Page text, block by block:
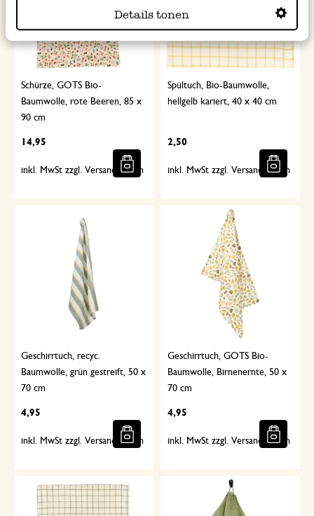
Details tonen
Schürze, GOTS Bio-
Baumwolle, rote Beeren, 85 x
90 cm
14,95
inkl. MwSt zzgl. Versandkosten
Spültuch, Bio-Baumwolle,
hellgelb kariert, 40 x 40 cm
2,50
inkl. MwSt zzgl. Versandkosten
Geschirrtuch, recyc.
Baumwolle, grün gestreift, 50 x
70 cm
4,95
inkl. MwSt zzgl. Versandkosten
Geschirrtuch, GOTS Bio-
Baumwolle, Birnenernte, 50 x
70 cm
4,95
inkl. MwSt zzgl. Versandkosten